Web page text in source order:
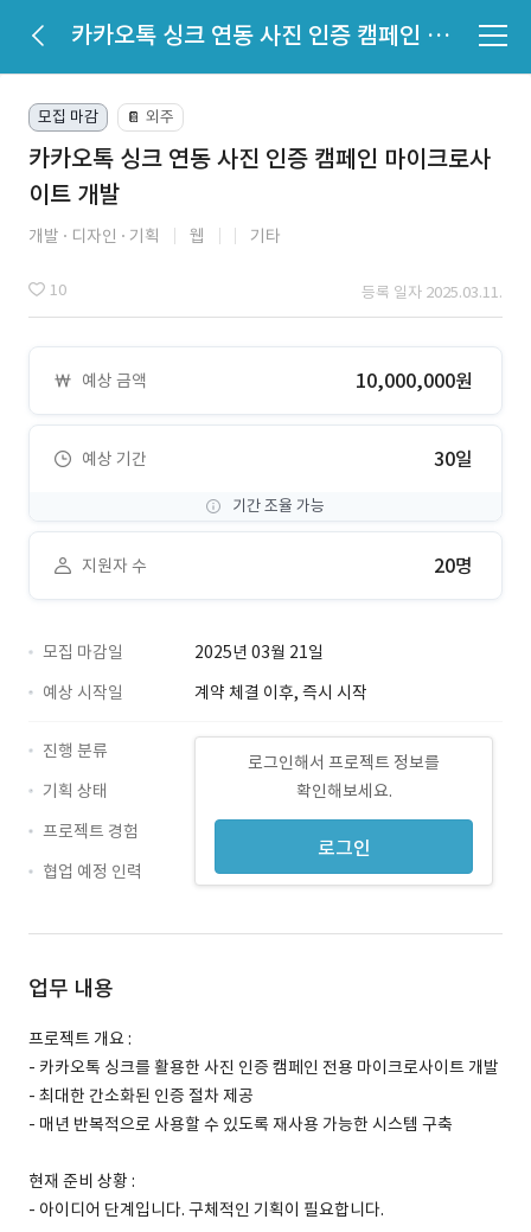
카카오톡 싱크 연동 사진 인증 캠페인 마이크로사이트 개발
모집 마감 📔 외주
카카오톡 싱크 연동 사진 인증 캠페인 마이크로사
이트 개발
개발 디자인 기획 웹 기타
10 등록 일자 2025.03.11.
예상 금액 10,000,000원
예상 기간 30일
기간 조율 가능
지원자 수 20명
모집 마감일
2025년 03월 21일
예상 시작일
계약 체결 이후, 즉시 시작
로그인해서 프로젝트 정보를
확인해보세요.
로그인
진행 분류
기획 상태
프로젝트 경험
협업 예정 인력
업무 내용
프로젝트 개요 :
- 카카오톡 싱크를 활용한 사진 인증 캠페인 전용 마이크로사이트 개발
- 최대한 간소화된 인증 절차 제공
- 매년 반복적으로 사용할 수 있도록 재사용 가능한 시스템 구축
현재 준비 상황 :
- 아이디어 단계입니다. 구체적인 기획이 필요합니다.